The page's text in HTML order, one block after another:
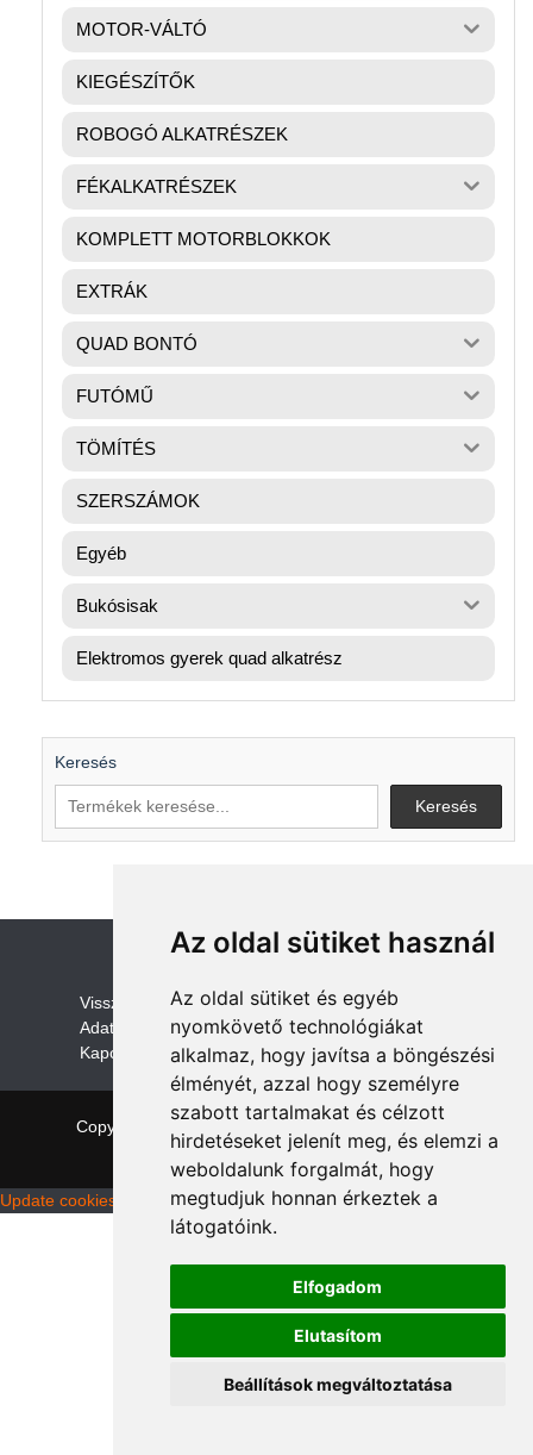
Az oldal sütiket használ
Az oldal sütiket és egyéb
nyomkövető technológiákat
alkalmaz, hogy javítsa a böngészési
élményét, azzal hogy személyre
szabott tartalmakat és célzott
hirdetéseket jelenít meg, és elemzi a
weboldalunk forgalmát, hogy
megtudjuk honnan érkeztek a
látogatóink.
Elfogadom
Elutasítom
Beállítások megváltoztatása
MOTOR-VÁLTÓ
KIEGÉSZÍTŐK
ROBOGÓ ALKATRÉSZEK
FÉKALKATRÉSZEK
KOMPLETT MOTORBLOKKOK
EXTRÁK
QUAD BONTÓ
FUTÓMŰ
TÖMÍTÉS
SZERSZÁMOK
Egyéb
Bukósisak
Elektromos gyerek quad alkatrész
Keresés
Keresés
Visszaküldési és visszatérítési szabályzat
Adatvédelem /GDPR
Kapcsolat
Copyright © 2026 quadalkatreszek.com | Theme:
NewStoreby ThemeFarmer
Update cookies preferences